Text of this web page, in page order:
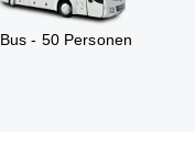
Bus - 50 Personen